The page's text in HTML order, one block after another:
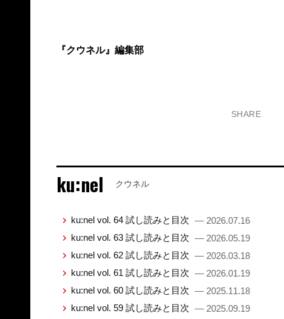
『クウネル』編集部
SHARE
ku:nel クウネル
ku:nel vol. 64 試し読みと目次 — 2026.07.16
ku:nel vol. 63 試し読みと目次 — 2026.05.19
ku:nel vol. 62 試し読みと目次 — 2026.03.18
ku:nel vol. 61 試し読みと目次 — 2026.01.19
ku:nel vol. 60 試し読みと目次 — 2025.11.18
ku:nel vol. 59 試し読みと目次 — 2025.09.19